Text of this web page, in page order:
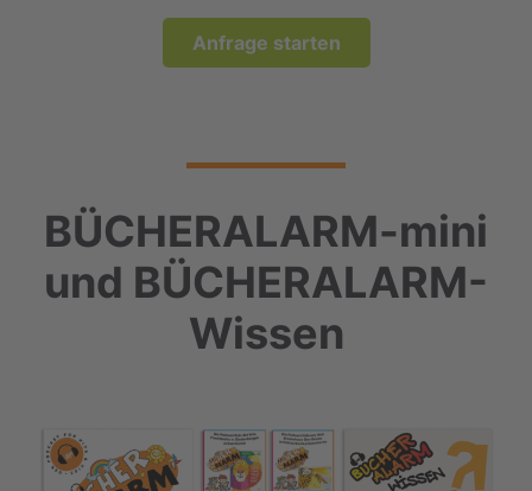
Anfrage starten
BÜCHERALARM-mini
und BÜCHERALARM-
Wissen